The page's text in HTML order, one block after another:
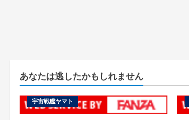
あなたは逃したかもしれません
宇宙戦艦ヤマト